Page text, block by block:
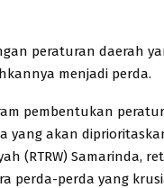
peraturan daerah
menjadi perda.
pembentukan
yang akan
(RTRW) Samarinda,
perda-perda yang